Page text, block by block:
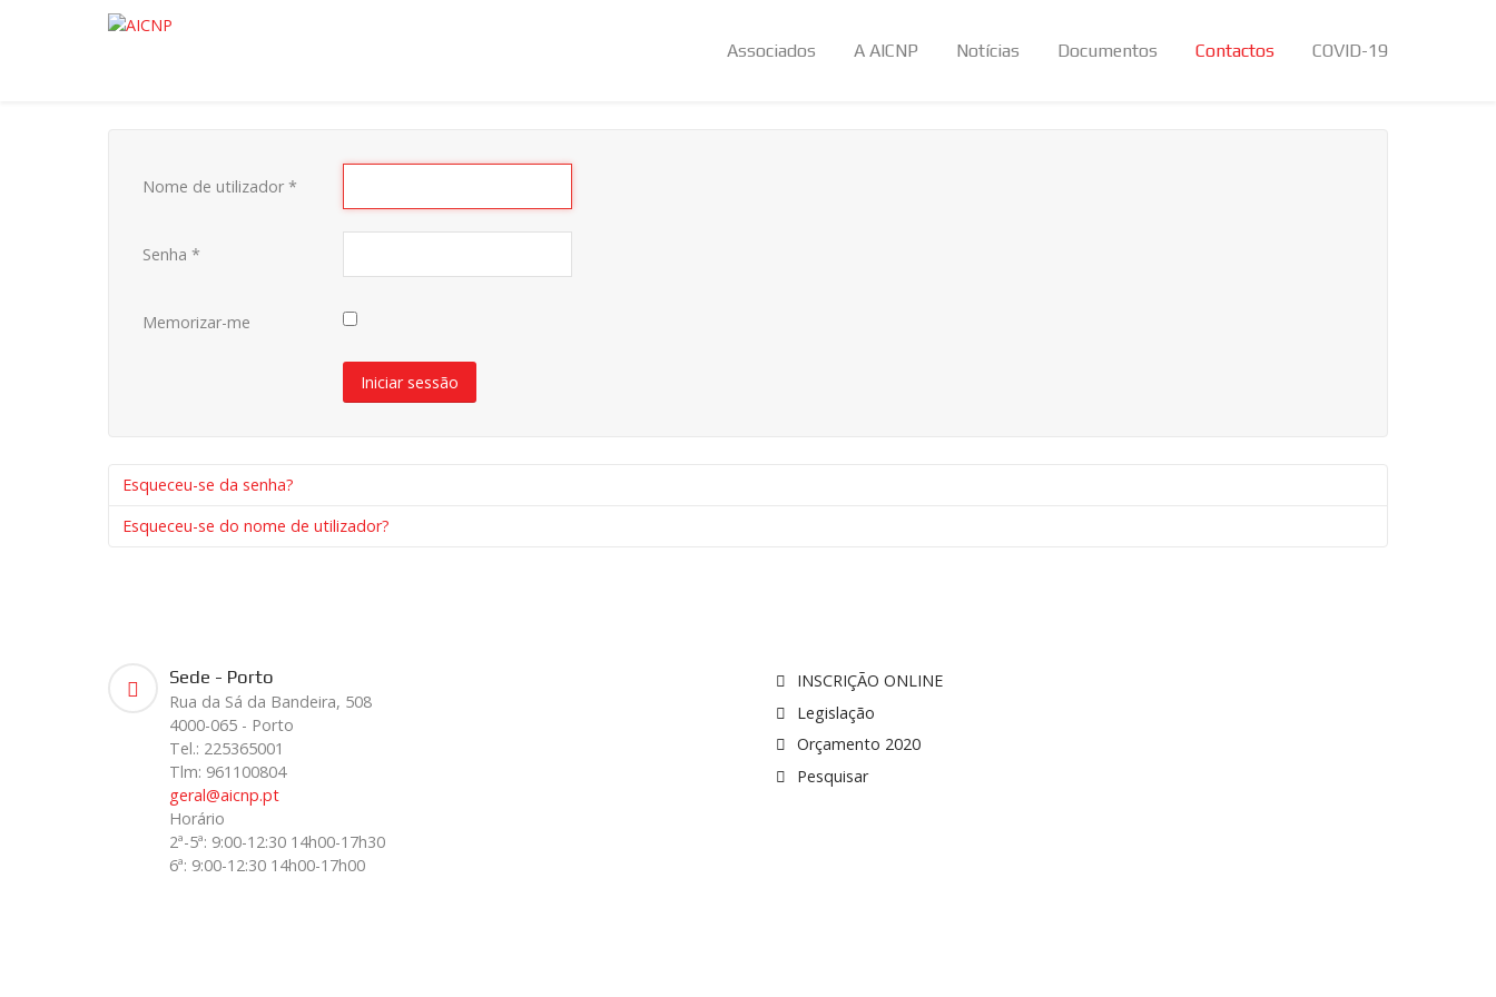
Associados A AICNP Notícias Documentos Contactos COVID-19
Nome de utilizador *
Senha *
Memorizar-me
Iniciar sessão
Esqueceu-se da senha?
Esqueceu-se do nome de utilizador?
Sede - Porto
Rua da Sá da Bandeira, 508
4000-065 - Porto
Tel.: 225365001
Tlm: 961100804
geral@aicnp.pt
Horário
2ª-5ª: 9:00-12:30 14h00-17h30
6ª: 9:00-12:30 14h00-17h00
INSCRIÇÃO ONLINE
Legislação
Orçamento 2020
Pesquisar